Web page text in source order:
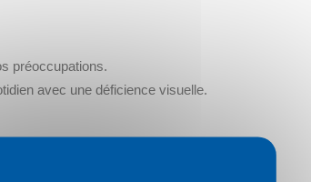
préoccupations.
avec une déficience visuelle.
c’est déjà avancer.